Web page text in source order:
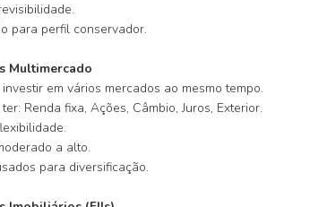
para perfil conservador.
Multimercado
investir em vários mercados ao mesmo tempo.
ter: Renda fixa, Ações, Câmbio, Juros, Exterior.
a alto.
para diversificação.